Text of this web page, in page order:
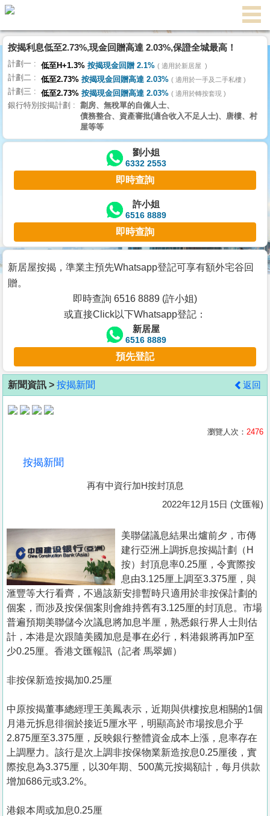
代
理
主
頁
搵
樓/
交
業
主
宅
谷
按
客
地
產
置
業
手
冊
關
於
我
們
按揭利息低至2.73%,現金回贈高達 2.03%,保證全城最高！
計劃一 低至H+1.3% 按揭現金回贈 2.1% 適用於新居屋
計劃二 低至2.73% 按揭現金回贈高達 2.03% 適用於一手及二手私樓
計劃三 低至2.73% 按揭現金回贈高達 2.03% 適用於轉按套現
銀行特別按揭計劃
劏房、無稅單的自僱人士、
債務整合、資產審批(適合收入不足人士)、唐樓、村
屋等等
劉小姐
6332 2553
即時查詢
許小姐
6516 8889
即時查詢
新居屋按揭，準業主預先Whatsapp登記可享有額外宅谷回
贈。
即時查詢 6516 8889 (許小姐)
或直接Click以下Whatsapp登記：
新居屋
6516 8889
預先登記
新聞資訊 > 按揭新聞 返回
瀏覽人次： 2476
按揭新聞
再有中資行加H按封頂息
2022年12月15日 (文匯報)
美聯儲議息結果出爐前夕，市傳
建行亞洲上調拆息按揭計劃（H
按）封頂息率0.25厘，令實際按
息由3.125厘上調至3.375厘，與
滙豐等大行看齊，不過該新安排暫時只適用於非按保計劃的
個案，而涉及按保個案則會維持舊有3.125厘的封頂息。市場
普遍預期美聯儲今次議息將加息半厘，熟悉銀行界人士則估
計，本港是次跟隨美國加息是事在必行，料港銀將再加P至
少0.25厘。香港文匯報訊（記者 馬翠媚）
非按保新造按揭加0.25厘
中原按揭董事總經理王美鳳表示，近期與供樓按息相關的1個
月港元拆息徘徊於接近5厘水平，明顯高於市場按息介乎
2.875厘至3.375厘，反映銀行整體資金成本上漲，息率存在
上調壓力。該行是次上調非按保物業新造按息0.25厘後，實
際按息為3.375厘，以30年期、500萬元按揭額計，每月供款
增加686元或3.2%。
港銀本周或加息0.25厘